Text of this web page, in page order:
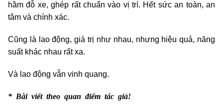
hầm đỗ xe, ghép rất chuẩn vào vị trí. Hết sức an toàn, an
tâm và chính xác.
Cũng là lao động, giá trị như nhau, nhưng hiệu quả, năng
suất khác nhau rất xa.
Và lao động vẫn vinh quang.
* Bài viết theo quan điểm tác giả!